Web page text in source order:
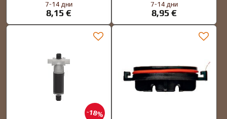
7-14 дни
8,15 €
7-14 дни
8,95 €
18%